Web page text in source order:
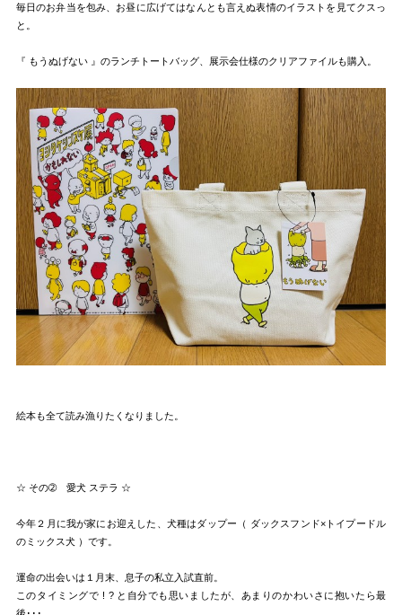
毎日のお弁当を包み、お昼に広げてはなんとも言えぬ表情のイラストを見てクスっ
と。
『 もうぬげない 』のランチトートバッグ、展示会仕様のクリアファイルも購入。
絵本も全て読み漁りたくなりました。
☆ その➁ 愛犬 ステラ ☆
今年２月に我が家にお迎えした、犬種はダップー（ ダックスフンド×トイプードル
のミックス犬 ）です。
運命の出会いは１月末、息子の私立入試直前。
このタイミングで ! ? と自分でも思いましたが、あまりのかわいさに抱いたら最